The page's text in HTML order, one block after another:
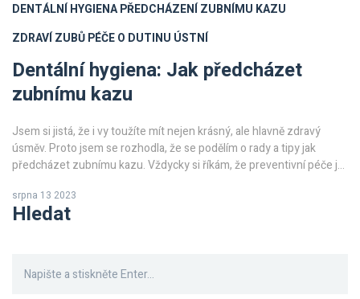
DENTÁLNÍ HYGIENAPŘEDCHÁZENÍ ZUBNÍMU KAZU
ZDRAVÍ ZUBŮPÉČE O DUTINU ÚSTNÍ
Dentální hygiena: Jak předcházet
zubnímu kazu
Jsem si jistá, že i vy toužíte mít nejen krásný, ale hlavně zdravý
úsměv. Proto jsem se rozhodla, že se podělím o rady a tipy jak
předcházet zubnímu kazu. Vždycky si říkám, že preventivní péče je
vám přinese řadu pouček a rad, které vám pomohou udržet zuby
nejen bílé, ale co je důležitější, zdravé. Věřte mi, vyplatí se tomu
srpna 13 2023
Hledat